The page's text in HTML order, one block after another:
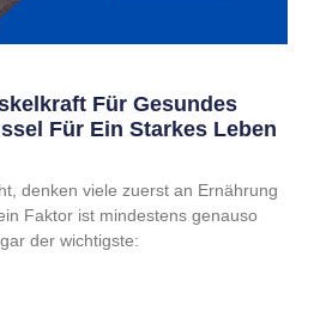
Für Gesundes
Für Ein Starkes Leben
denken viele zuerst an Ernährung
Faktor ist mindestens genauso
der wichtigste: